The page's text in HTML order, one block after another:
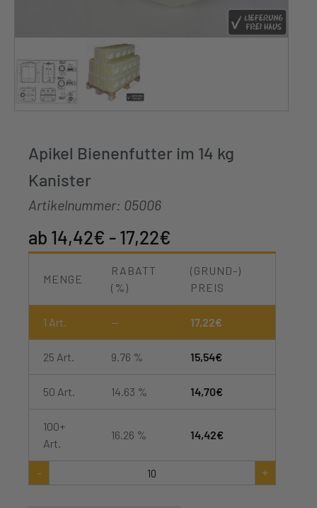
Apikel Bienenfutter im 14 kg
Kanister
Artikelnummer: 05006
14,42€ -17,22€
MENGE
RABATT
(%)
(GRUND-)
PREIS
1 Art. — 17,22€
25 Art. 9.76 % 15,54€
50 Art. 14.63 % 14,70€
100+
Art.
16.26 % 14,42€
- +